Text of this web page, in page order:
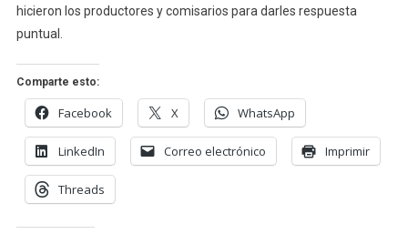
hicieron los productores y comisarios para darles respuesta
puntual.
Comparte esto:
Facebook X WhatsApp
LinkedIn Correo electrónico Imprimir
Threads